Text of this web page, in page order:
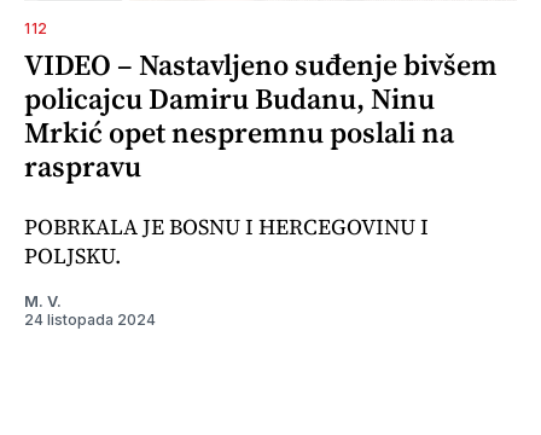
112
VIDEO – Nastavljeno suđenje bivšem
policajcu Damiru Budanu, Ninu
Mrkić opet nespremnu poslali na
raspravu
POBRKALA JE BOSNU I HERCEGOVINU I
POLJSKU.
M. V.
24 listopada 2024